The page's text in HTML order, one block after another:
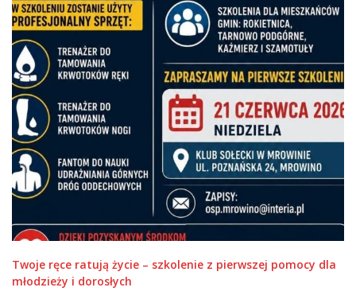
Twoje ręce ratują życie – szkolenie z pierwszej pomocy dla
młodzieży i dorosłych